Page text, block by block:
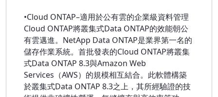
•Cloud ONTAP–適用於公有雲的企業級資料管理
Cloud ONTAP將叢集式Data ONTAP的效能朝公
有雲邁進。NetApp Data ONTAP是業界第一名的
儲存作業系統。首批發表的Cloud ONTAP將叢集
式Data ONTAP 8.3與Amazon Web
Services（AWS）的規模相互結合。此軟體構築
於叢集式Data ONTAP 8.3之上，其所經驗證的技